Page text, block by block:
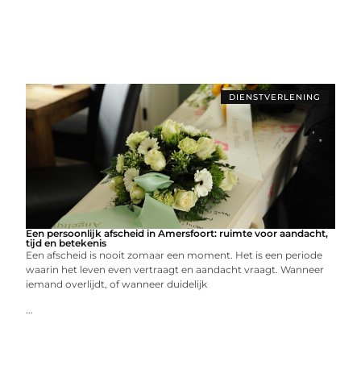
DIENSTVERLENING
Een persoonlijk afscheid in Amersfoort: ruimte voor aandacht,
tijd en betekenis
Een afscheid is nooit zomaar een moment. Het is een periode
waarin het leven even vertraagt en aandacht vraagt. Wanneer
iemand overlijdt, of wanneer duidelijk
...